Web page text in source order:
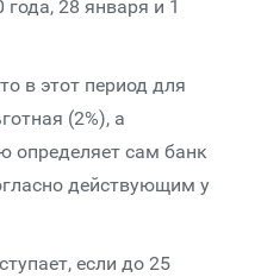
28 января и 1
в этот период для
(2%), а
определяет сам банк
действующим у
если до 25